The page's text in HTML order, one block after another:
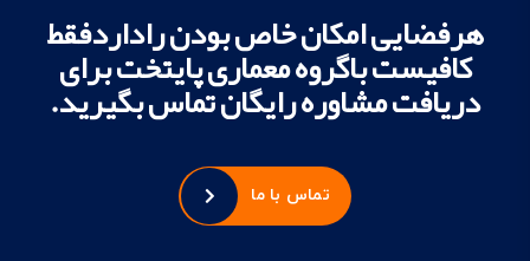
هرفضایی امکان خاص بودن راداردفقط
کافیست باگروه معماری پایتخت برای
دریافت مشاوره رایگان تماس بگیرید.
تماس با ما